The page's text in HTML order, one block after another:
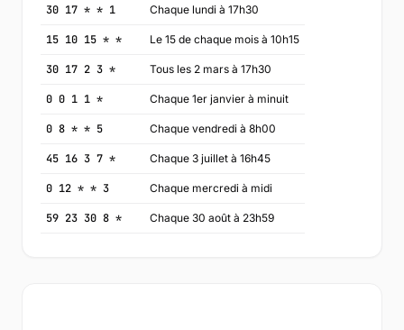
30 17 * * 1 Chaque lundi à 17h30
15 10 15 * * Le 15 de chaque mois à 10h15
30 17 2 3 * Tous les 2 mars à 17h30
0 0 1 1 * Chaque 1er janvier à minuit
0 8 * * 5 Chaque vendredi à 8h00
45 16 3 7 * Chaque 3 juillet à 16h45
0 12 * * 3 Chaque mercredi à midi
59 23 30 8 * Chaque 30 août à 23h59